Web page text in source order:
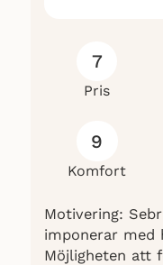
7
Pris
9
Komfort
Motivering:
imponerar med
Möjligheten att